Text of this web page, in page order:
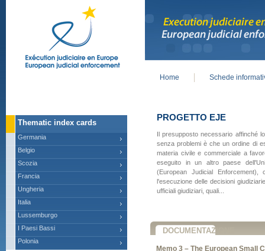
PROGETTO EJE
Il presupposto necessario affinché
senza problemi è che un ordine di
materia civile e commerciale a
eseguito in un altro paese
(European Judicial Enforcement),
l'esecuzione delle decisioni
ufficiali giudiziari, quali...
DOCUMENTAZIONE
Memo 3 – The European Small
Home Schede
Thematic index cards
Germania
Belgio
Scozia
Francia
Ungheria
Italia
Lussemburgo
I Paesi Bassi
Polonia